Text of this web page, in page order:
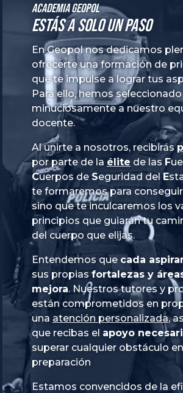
Academia GeoPol
Estás a solo un paso
En Geopol nos dedicamos
ofrecerte una formación de
que te impulse a lograr tus
Para ello, hemos seleccionado
minuciosamente a nuestro
docente.
Al unirte a nosotros, recibirás
por parte de la élite de las
Cuerpos de Seguridad del
te formaremos para
sino que te inculcaremos los
principios que guiarán tu
del cuerpo que elijas.
Entendemos que cada
sus propias fortalezas y
mejora. Nuestros tutores y
están comprometidos en
una atención personalizada,
que recibas el apoyo
superar cualquier obstáculo
preparación
Estamos convencidos de la